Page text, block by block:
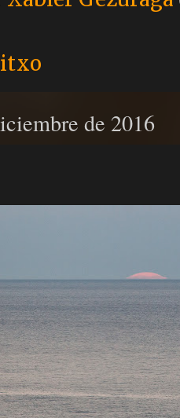
de 2016